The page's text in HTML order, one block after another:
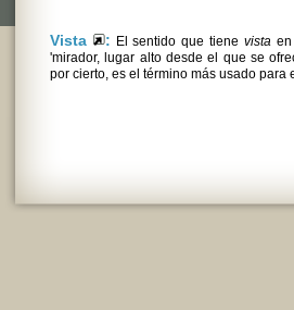
Vista : El sentido que tiene vistaen
'mirador, lugar alto desde el que se
por cierto, es el término más usado para